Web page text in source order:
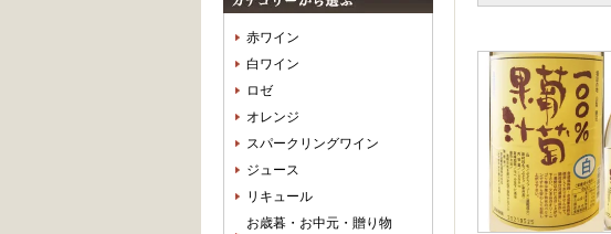
赤ワイン
白ワイン
ロゼ
オレンジ
スパークリングワイン
ジュース
リキュール
お歳暮・お中元・贈り物